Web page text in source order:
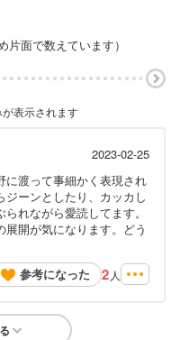
片面で数えています）
表示されます
2023-02-25
に渡って事細かく表現され
ーンとしたり、カッカし
れながら愛読してます。
開が気になります。どう
参考になった
2 人